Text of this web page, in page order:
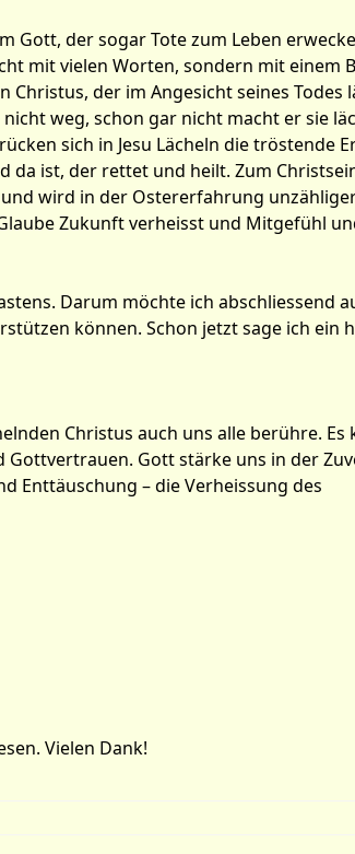
Gott, der sogar Tote zum Leben
mit vielen Worten, sondern mit einem
der im Angesicht seines Todes
weg, schon gar nicht macht er sie
sich in Jesu Lächeln die tröstende
da ist, der rettet und heilt. Zum
und wird in der Ostererfahrung
Zukunft verheisst und Mitgefühl
Darum möchte ich abschliessend
können. Schon jetzt sage ich ein
Christus auch uns alle berühre. Es
Gottvertrauen. Gott stärke uns in der
Enttäuschung – die Verheissung des
Vielen Dank!